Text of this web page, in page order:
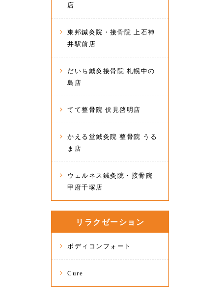
店
東邦鍼灸院・接骨院 上石神
井駅前店
だいち鍼灸接骨院 札幌中の
島店
てて整骨院 伏見啓明店
かえる堂鍼灸院 整骨院 うる
ま店
ウェルネス鍼灸院・接骨院
甲府千塚店
リラクゼーション
ボディコンフォート
Cure